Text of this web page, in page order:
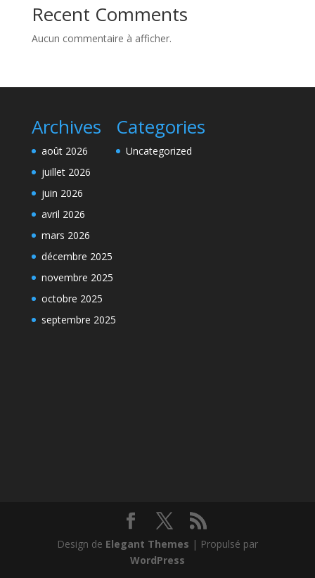
Recent Comments
Aucun commentaire à afficher.
Archives
août 2026
juillet 2026
juin 2026
avril 2026
mars 2026
décembre 2025
novembre 2025
octobre 2025
septembre 2025
Categories
Uncategorized
Design de Elegant Themes | Propulsé par
WordPress